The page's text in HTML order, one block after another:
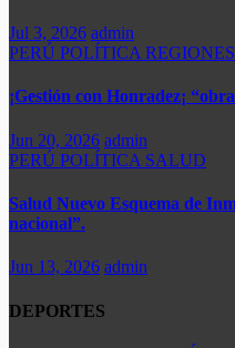
Jul 3, 2026 admin
PERÚ POLÍTICA REGIONES
¡Gestión con Honradez¡
Jun 20, 2026 admin
PERÚ POLÍTICA SALUD
Salud Nuevo Esquema de
nacional”.
Jun 13, 2026 admin
DEPORTES